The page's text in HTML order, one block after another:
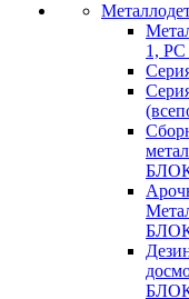
1,